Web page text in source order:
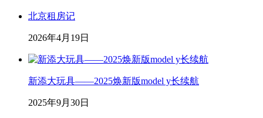
北京租房记
2026年4月19日
新添大玩具——2025焕新版model y长续航
2025年9月30日